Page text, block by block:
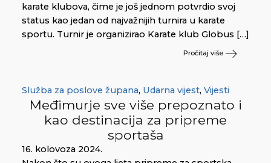
karate klubova, čime je još jednom potvrdio svoj
status kao jedan od najvažnijih turnira u karate
sportu. Turnir je organizirao Karate klub Globus […]
Pročitaj više
Služba za poslove župana, Udarna vijest, Vijesti
Međimurje sve više prepoznato i
kao destinacija za pripreme
sportaša
16. kolovoza 2024.